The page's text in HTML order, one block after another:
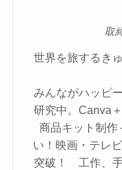
取
世界を旅するき
みんながハッピ
研究中。Canva
商品キット制作
い！映画・テレ
突破！ 工作、